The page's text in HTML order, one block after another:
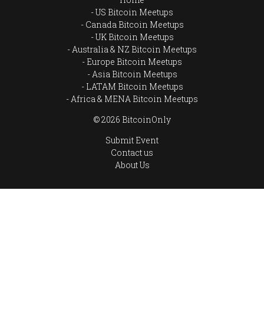
US Bitcoin Meetups
Canada Bitcoin Meetups
UK Bitcoin Meetups
Australia & NZ Bitcoin Meetups
Europe Bitcoin Meetups
Asia Bitcoin Meetups
LATAM Bitcoin Meetups
Africa & MENA Bitcoin Meetups
© 2026 BitcoinOnly
Submit Event
Contact us
About Us